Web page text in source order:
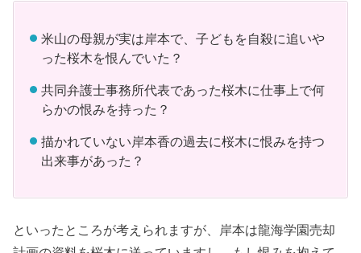
米山の母親が実は岸本で、子どもを自殺に追いや
った桜木を恨んでいた？
共同弁護士事務所代表であった桜木に仕事上で何
らかの恨みを持った？
描かれていない岸本香の過去に桜木に恨みを持つ
出来事があった？
といったところが考えられますが、岸本は龍海学園売却